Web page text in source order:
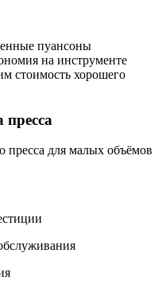
пуансоны
на инструменте
стоимость хорошего
пресса для малых объёмов